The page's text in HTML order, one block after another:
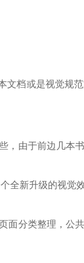
文档或是视觉规
，由于前边几本
全新升级的视觉
面分类整理，公